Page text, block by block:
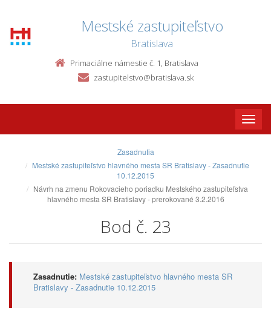
Mestské zastupiteľstvo
Bratislava
Primaciálne námestie č. 1, Bratislava
zastupitelstvo@bratislava.sk
Toggle
Zasadnutia
Mestské zastupiteľstvo hlavného mesta SR Bratislavy - Zasadnutie
10.12.2015
Návrh na zmenu Rokovacieho poriadku Mestského zastupiteľstva
hlavného mesta SR Bratislavy - prerokované 3.2.2016
Bod č. 23
Zasadnutie: Mestské zastupiteľstvo hlavného mesta SR
Bratislavy - Zasadnutie 10.12.2015